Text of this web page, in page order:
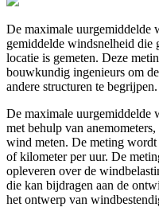
De maximale uurgemiddelde
gemiddelde windsnelheid die
locatie is gemeten. Deze
bouwkundig ingenieurs om
andere structuren te begrijpen.
De maximale uurgemiddelde
met behulp van
wind meten. De meting wordt
of kilometer per uur. De
opleveren over de
die kan bijdragen aan de
het ontwerp van